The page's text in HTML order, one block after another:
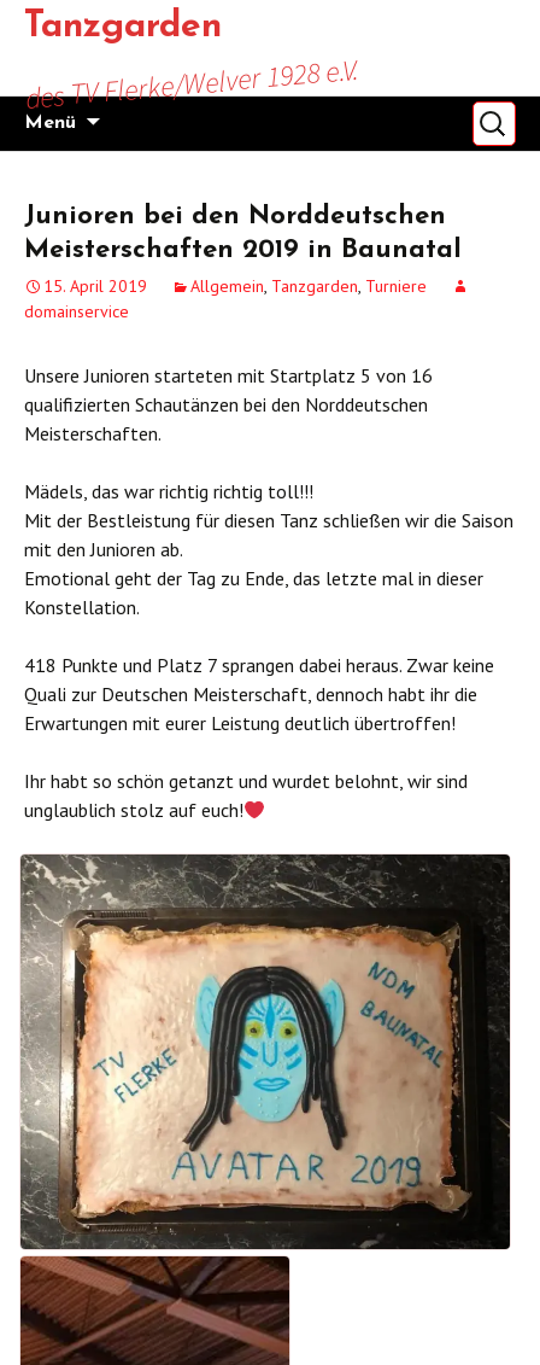
Zum
InhaltTanzgarden
des TV Flerke/Welver 1928 e.V.
Menü
Suchen
nach:
Junioren bei den Norddeutschen
Meisterschaften 2019 in Baunatal
15. April 2019 Allgemein, Tanzgarden, Turniere
domainservice
Unsere Junioren starteten mit Startplatz 5 von 16
qualifizierten Schautänzen bei den Norddeutschen
Meisterschaften.
Mädels, das war richtig richtig toll!!!
Mit der Bestleistung für diesen Tanz schließen wir die Saison
mit den Junioren ab.
Emotional geht der Tag zu Ende, das letzte mal in dieser
Konstellation.
418 Punkte und Platz 7 sprangen dabei heraus. Zwar keine
Quali zur Deutschen Meisterschaft, dennoch habt ihr die
Erwartungen mit eurer Leistung deutlich übertroffen!
Ihr habt so schön getanzt und wurdet belohnt, wir sind
unglaublich stolz auf euch!